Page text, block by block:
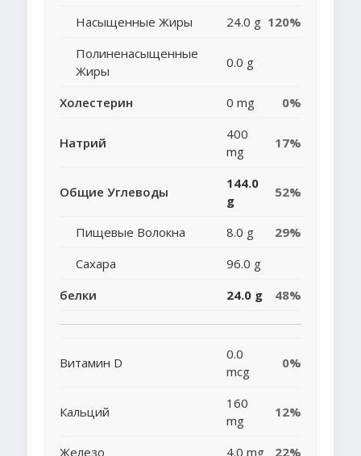
Насыщенные Жиры
24.0 g 120%
Полиненасыщенные
Жиры
0.0 g
Холестерин 0 mg 0%
Натрий
400
mg
17%
Общие Углеводы
144.0
g
52%
Пищевые Волокна 8.0 g
29%
Сахара
96.0 g
белки
24.0 g 48%
Витамин D
0.0
mcg
0%
Кальций
160
mg
12%
Железо 4.0 mg 22%